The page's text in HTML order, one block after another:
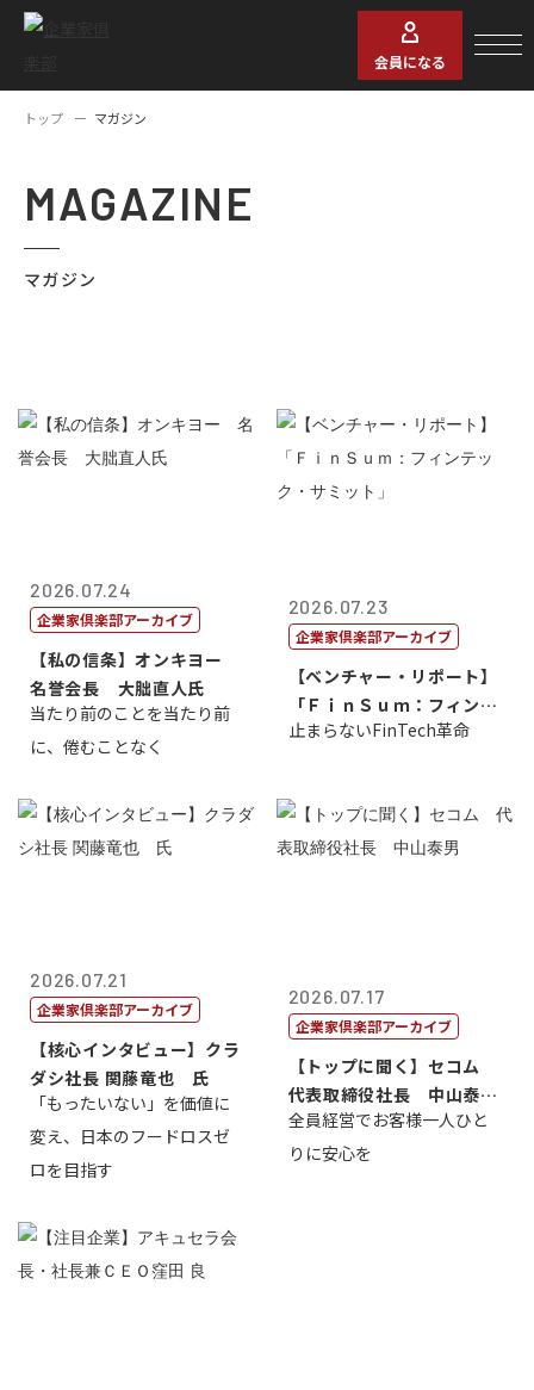
会員になる
トップ マガジン
MAGAZINE
マガジン
2026.07.24
企業家倶楽部アーカイブ
【私の信条】オンキヨー
名誉会長 大朏直人氏
当たり前のことを当たり前
に、倦むことなく
2026.07.23
企業家倶楽部アーカイブ
【ベンチャー・リポート】
「ＦｉｎＳｕｍ：フィンテ
ック・サミッ...
止まらないFinTech革命
2026.07.21
企業家倶楽部アーカイブ
【核心インタビュー】クラ
ダシ社長 関藤竜也 氏
「もったいない」を価値に
変え、日本のフードロスゼ
ロを目指す
2026.07.17
企業家倶楽部アーカイブ
【トップに聞く】セコム
代表取締役社長 中山泰
男
全員経営でお客様一人ひと
りに安心を